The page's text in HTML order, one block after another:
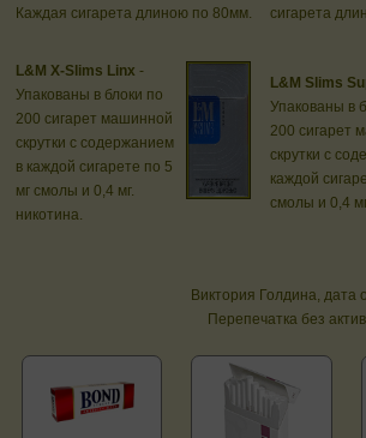
Каждая сигарета длиною по 80мм.
сигарета
L&M X-Slims Linx -
Упакованы в блоки по
200 сигарет машинной
скрутки с содержанием
в каждой сигарете по 5
мг смолы и 0,4 мг.
никотина.
L&M Slims
Упакованы в
200 сигарет
скрутки с
каждой
смолы и 0,4
Виктория Голдина, дата
Перепечатка без